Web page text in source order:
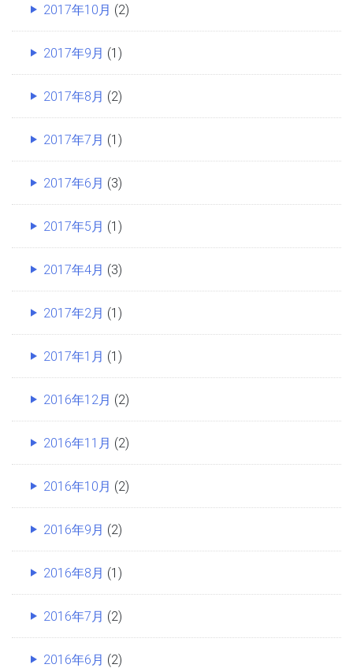
2017年10月 (2)
2017年9月 (1)
2017年8月 (2)
2017年7月 (1)
2017年6月 (3)
2017年5月 (1)
2017年4月 (3)
2017年2月 (1)
2017年1月 (1)
2016年12月 (2)
2016年11月 (2)
2016年10月 (2)
2016年9月 (2)
2016年8月 (1)
2016年7月 (2)
2016年6月 (2)